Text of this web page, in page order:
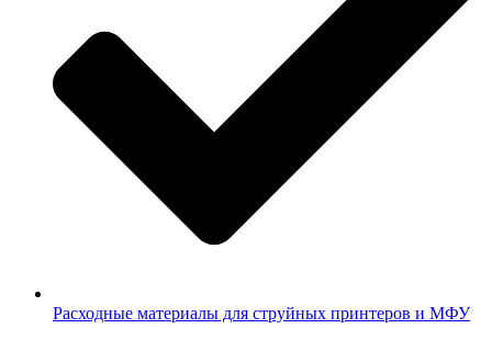
Расходные материалы для струйных принтеров и МФУ